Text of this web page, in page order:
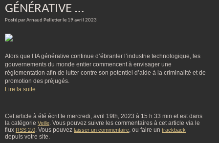
GÉNÉRATIVE …
Posté par Arnaud Pelletier le 19 avril 2023
Alors que l’IA générative continue d’ébranler l’industrie technologique, les
gouvernements du monde entier commencent à envisager une
réglementation afin de lutter contre son potentiel d’aide à la criminalité et de
promotion des préjugés.
Lire la suite
Cet article à été écrit le mercredi, avril 19th, 2023 à 15 h 33 min et est dans
la catégorie Veille. Vous pouvez suivre les commentaires à cet article via le
flux RSS 2.0. Vous pouvez laisser un commentaire, ou faire un trackback
depuis votre site.